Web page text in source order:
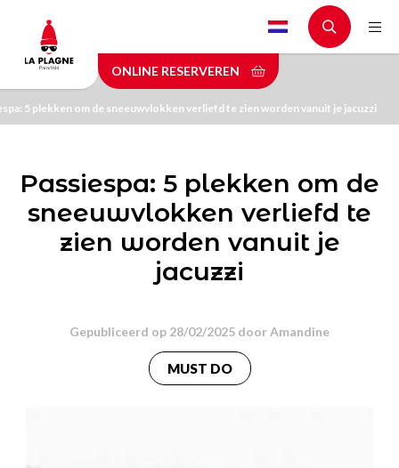
main
content
ONLINE RESERVEREN
5 plekken om de sneeuwvlokken verliefd te zien worden vanuit je jacuzzi
Passiespa: 5 plekken om de
sneeuwvlokken verliefd te
zien worden vanuit je
jacuzzi
Gepubliceerd op 28/02/2025 doorAmandine
MUST DO